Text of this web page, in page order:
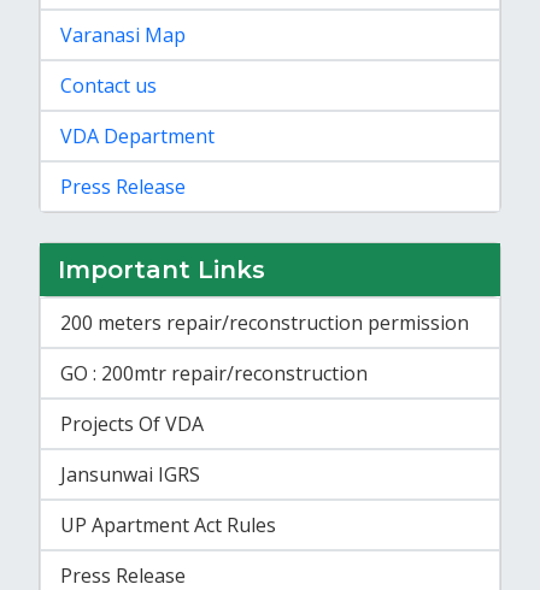
Varanasi Map
Contact us
VDA Department
Press Release
Important Links
200 meters repair/reconstruction permission
GO : 200mtr repair/reconstruction
Projects Of VDA
Jansunwai IGRS
UP Apartment Act Rules
Press Release